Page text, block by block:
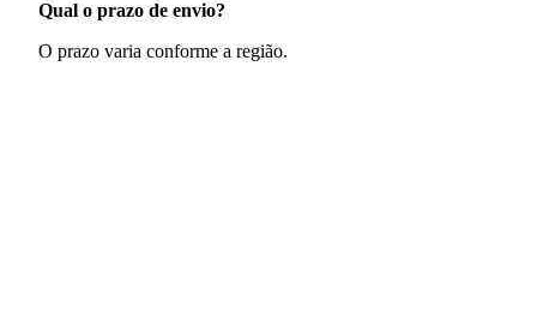
Qual o prazo de envio?
O prazo varia conforme a região.